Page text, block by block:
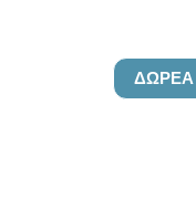
ΔΩΡΕΆ